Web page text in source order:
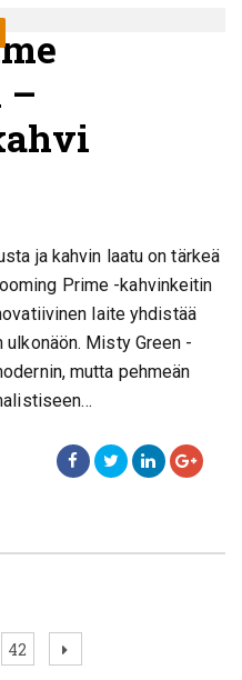
ja kahvin laatu on tärkeä
Prime -kahvinkeitin
laite yhdistää
Misty Green -
mutta pehmeän
Page
42
Next